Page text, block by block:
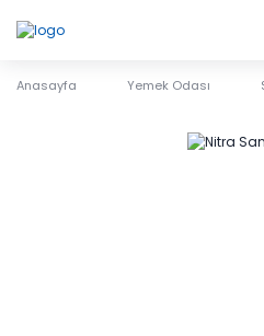
Anasayfa Yemek Odası